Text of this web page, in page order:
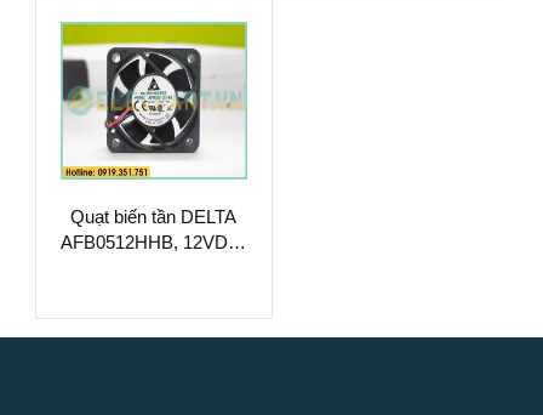
Quạt biến tần DELTA
AFB0512HHB, 12VDC,